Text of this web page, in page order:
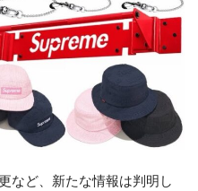
など、新たな情報は判明し